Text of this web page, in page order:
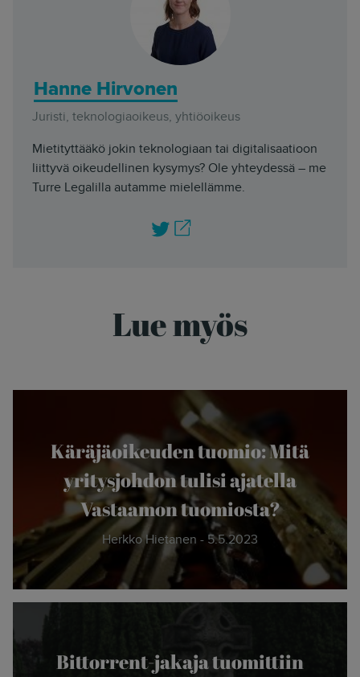
Hanne Hirvonen
Juristi, teknologiaoikeus, yhtiöoikeus
Mietityttääkö jokin teknologiaan tai digitalisaatioon
liittyvä oikeudellinen kysymys? Ole yhteydessä – me
Turre Legalilla autamme mielellämme.
Twitter
Lue myös
Käräjäoikeuden tuomio: Mitä
yritysjohdon tulisi ajatella
Vastaamon tuomiosta?
Herkko Hietanen - 5.5.2023
Bittorrent-jakaja tuomittiin